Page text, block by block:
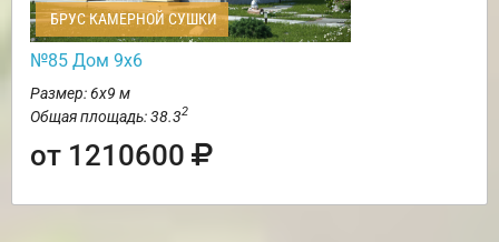
БРУС КАМЕРНОЙ СУШКИ
№85 Дом 9х6
Размер: 6х9 м
Общая площадь: 38.32
от 1210600